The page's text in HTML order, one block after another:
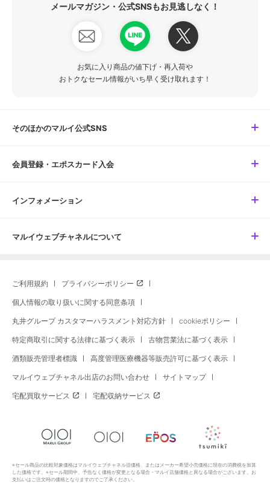
メールマガジン・公式SNSもお見逃しなく！
お気に入り商品の値下げ・再入荷や
おトクなセール情報がいち早く受け取れます！
そのほかのマルイ公式SNS
会員登録・エポスカード入会
インフォメーション
マルイウェブチャネルについて
ご利用規約 プライバシーポリシー
個人情報の取り扱いに関する同意条項
丸井グループ カスタマーハラスメント対応方針 cookieポリシー
特定商取引に関する法律に基づく表示 古物営業法に基づく表示
酒類販売管理者標識 高度管理医療機器等販売許可に基づく表示
マルイウェブチャネル出店のお問い合わせ サイトマップ
宅配買取サービス 宅配収納サービス
※セール商品の比較対象価格はマルイウェブチャネル旧価格、またはメーカー希望小売価格に現在の消費税を加算
した価格です。※セール期間中、予告なく価格が変更となる場合・マルイ店舗価格と異なる場合がございます。お
支払いはご注文時の価格となりますのでご了承ください。